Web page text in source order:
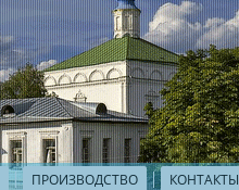
ПРОИЗВОДСТВО КОНТАКТЫ